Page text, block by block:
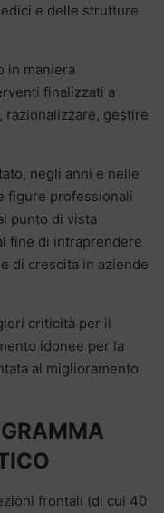
e delle strutture
in maniera
finalizzati a
gestire
negli anni e nelle
figure professionali
punto di vista
fine di intraprendere
di crescita in aziende
criticità per il
idonee per la
al miglioramento
frontali (di cui 40